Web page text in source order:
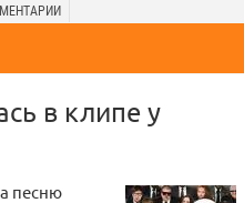
в клипе у
песню